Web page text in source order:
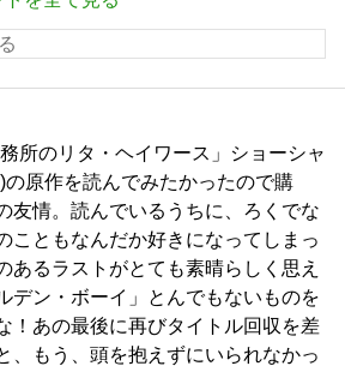
務所のリタ・ヘイワース」ショーシャ
の原作を読んでみたかったので購
友情。読んでいるうちに、ろくでな
こともなんだか好きになってしまっ
あるラストがとても素晴らしく思え
デン・ボーイ」とんでもないものを
！あの最後に再びタイトル回収を差
、もう、頭を抱えずにいられなかっ